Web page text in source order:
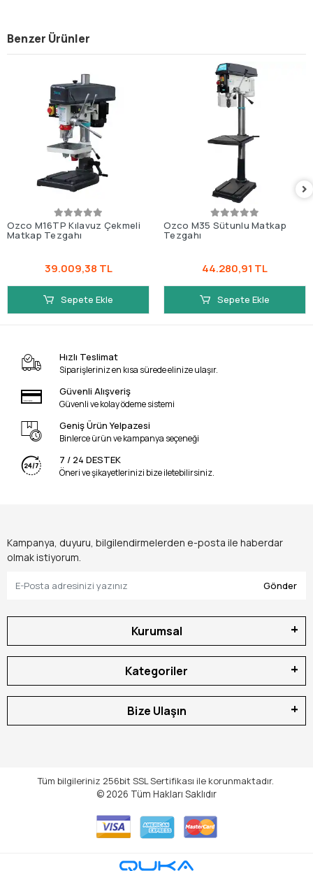
Benzer Ürünler
Ozco M16TP Kılavuz Çekmeli
Matkap Tezgahı
39.009,38 TL
Sepete Ekle
Ozco M35 Sütunlu Matkap
Tezgahı
44.280,91 TL
Sepete Ekle
Hızlı Teslimat
Siparişleriniz en kısa sürede elinize ulaşır.
Güvenli Alışveriş
Güvenli ve kolay ödeme sistemi
Geniş Ürün Yelpazesi
Binlerce ürün ve kampanya seçeneği
7 / 24 DESTEK
Öneri ve şikayetlerinizi bize iletebilirsiniz.
Kampanya, duyuru, bilgilendirmelerden e-posta ile haberdar
olmak istiyorum.
Gönder
Kurumsal
Kategoriler
Bize Ulaşın
Tüm bilgileriniz 256bit SSL Sertifikası ile korunmaktadır.
© 2026 Tüm Hakları Saklıdır